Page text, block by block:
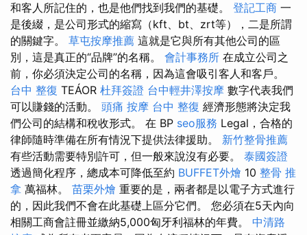
和客人所記住的，也是他們找到我們的基礎。 登記工商 一
是後綴，是公司形式的縮寫（kft、bt、zrt等），二是所謂
的關鍵字。 草屯按摩推薦 這就是它與所有其他公司的區
別，這是真正的“品牌”的名稱。 會計事務所 在成立公司之
前，你必須決定公司的名稱，因為這會吸引客人和客戶。
台中 整復 TEÁOR 杜拜簽證 台中輕井澤按摩 數字代表我們
可以賺錢的活動。 頭痛 按摩 台中 整復 經濟形態將決定我
們公司的結構和稅收形式。 在 BP seo服務 Legal，合格的
律師隨時準備在所有情況下提供法律援助。 新竹整骨推薦
有些活動需要特別許可，但一般來說沒有必要。 泰國簽證
透過簡化程序，總成本可降低至約 BUFFET外燴 10 整骨 推
拿 萬福林。 苗栗外燴 重要的是，兩者都是以電子方式進行
的，因此我們不會在此基礎上區分它們。 您必須在5天內向
相關工商會註冊並繳納5,000匈牙利福林的年費。 中清路